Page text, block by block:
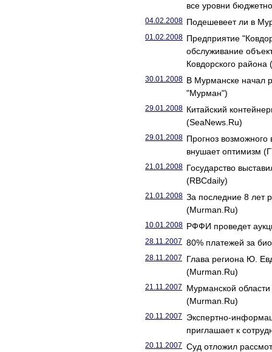
все уровни
04.02.2008 Подешевеет ли в
01.02.2008 Предприятие
обслуживание
Ковдорского района
30.01.2008 В Мурманске начал
"Мурман")
29.01.2008 Китайский
(SeaNews.Ru)
29.01.2008 Прогноз
внушает оптимизм
21.01.2008 Государство
(RBCdaily)
21.01.2008 За последние 8 лет
(Murman.Ru)
10.01.2008 РФФИ проведет
28.11.2007 80% платежей за
28.11.2007
Глава региона Ю.
(Murman.Ru)
21.11.2007
Мурманской
(Murman.Ru)
20.11.2007
Экспертно-
приглашает к
20.11.2007 Суд отложил